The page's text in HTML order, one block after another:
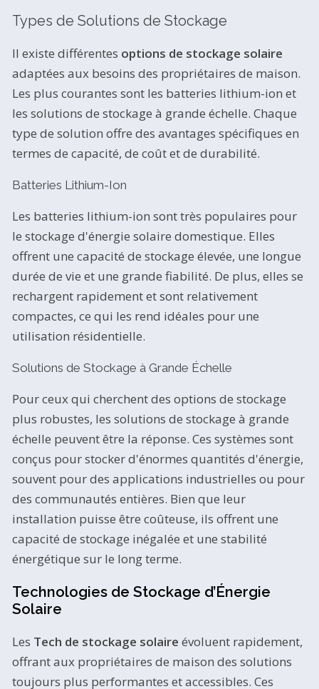
Types de Solutions de Stockage
Il existe différentes options de stockage solaire
adaptées aux besoins des propriétaires de maison.
Les plus courantes sont les batteries lithium-ion et
les solutions de stockage à grande échelle. Chaque
type de solution offre des avantages spécifiques en
termes de capacité, de coût et de durabilité.
Batteries Lithium-Ion
Les batteries lithium-ion sont très populaires pour
le stockage d'énergie solaire domestique. Elles
offrent une capacité de stockage élevée, une longue
durée de vie et une grande fiabilité. De plus, elles se
rechargent rapidement et sont relativement
compactes, ce qui les rend idéales pour une
utilisation résidentielle.
Solutions de Stockage à Grande Échelle
Pour ceux qui cherchent des options de stockage
plus robustes, les solutions de stockage à grande
échelle peuvent être la réponse. Ces systèmes sont
conçus pour stocker d'énormes quantités d'énergie,
souvent pour des applications industrielles ou pour
des communautés entières. Bien que leur
installation puisse être coûteuse, ils offrent une
capacité de stockage inégalée et une stabilité
énergétique sur le long terme.
Technologies de Stockage d’Énergie
Solaire
Les Tech de stockage solaire évoluent rapidement,
offrant aux propriétaires de maison des solutions
toujours plus performantes et accessibles. Ces